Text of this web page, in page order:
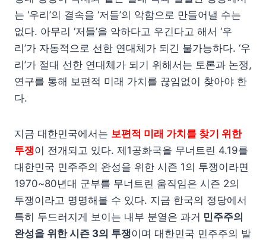
는 ‘우리’의 결속을 ‘저들’의 악함으로 만들어낼 수는
없다. 아무리 ‘저들’을 악하다고 우긴다고 해서 ‘우
리’가 자동적으로 선한 연대체가 되긴 불가능하다. ‘우
리’가 절대 선한 연대체가 되기 위해서는 토론과 논쟁,
연구를 통해 보편적 미래 가치를 끊임없이 찾아야 한
다.
지금 대한민국에서는 보편적 미래 가치를 찾기 위한
투쟁이 전개되고 있다. 제1공화국을 무너트린 4.19를
대한민국 민주주의 완성을 위한 시즌 1의 투쟁이라면
1970~80년대 군부를 무너트린 움직임은 시즌 2의
투쟁이라고 명명해볼 수 있다. 지금 한국의 정당에서
특히 두드러지게 보이는 내부 분열은 과거 민주주의
완성을 위한 시즌 3의 투쟁이며 대한민국 민주주의 발